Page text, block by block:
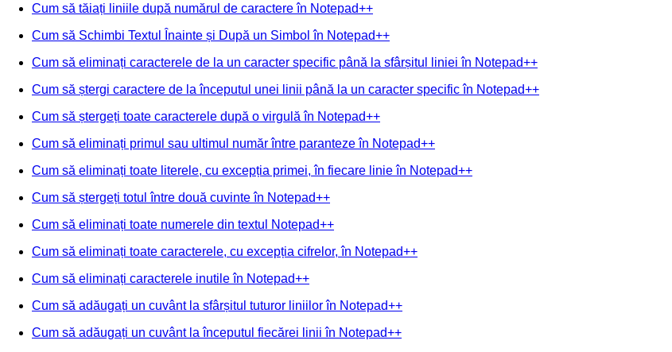
Cum să tăiați liniile după numărul de caractere în Notepad++
Cum să Schimbi Textul Înainte și După un Simbol în Notepad++
Cum să eliminați caracterele de la un caracter specific până la sfârșitul liniei în Notepad++
Cum să ștergi caractere de la începutul unei linii până la un caracter specific în Notepad++
Cum să ștergeți toate caracterele după o virgulă în Notepad++
Cum să eliminați primul sau ultimul număr între paranteze în Notepad++
Cum să eliminați toate literele, cu excepția primei, în fiecare linie în Notepad++
Cum să ștergeți totul între două cuvinte în Notepad++
Cum să eliminați toate numerele din textul Notepad++
Cum să eliminați toate caracterele, cu excepția cifrelor, în Notepad++
Cum să eliminați caracterele inutile în Notepad++
Cum să adăugați un cuvânt la sfârșitul tuturor liniilor în Notepad++
Cum să adăugați un cuvânt la începutul fiecărei linii în Notepad++